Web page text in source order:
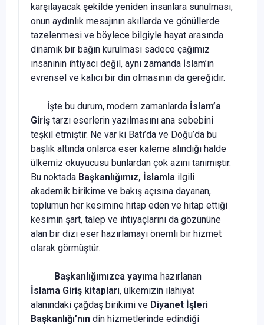
karşılayacak şekilde yeniden insanlara sunulması,
onun aydınlık mesajının akıllarda ve gönüllerde
tazelenmesi ve böylece bilgiyle hayat arasında
dinamik bir bağın kurulması sadece çağımız
insanının ihtiyacı değil, aynı zamanda İslam’ın
evrensel ve kalıcı bir din olmasının da gereğidir.
İşte bu durum, modern zamanlarda İslam’a
Giriş tarzı eserlerin yazılmasını ana sebebini
teşkil etmiştir. Ne var ki Batı’da ve Doğu’da bu
başlık altında onlarca eser kaleme alındığı halde
ülkemiz okuyucusu bunlardan çok azını tanımıştır.
Bu noktada Başkanlığımız, İslamla ilgili
akademik birikime ve bakış açısına dayanan,
toplumun her kesimine hitap eden ve hitap ettiği
kesimin şart, talep ve ihtiyaçlarını da gözününe
alan bir dizi eser hazırlamayı önemli bir hizmet
olarak görmüştür.
Başkanlığımızca yayıma hazırlanan
İslama Giriş kitapları, ülkemizin ilahiyat
alanındaki çağdaş birikimi ve Diyanet İşleri
Başkanlığı’nın din hizmetlerinde edindiği